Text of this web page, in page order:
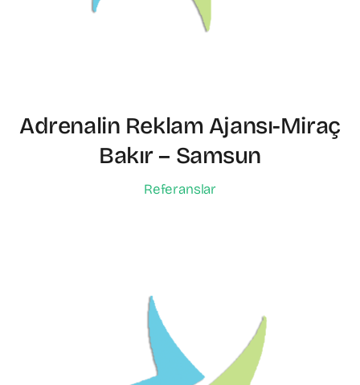
Adrenalin Reklam Ajansı-Miraç
Bakır – Samsun
Referanslar